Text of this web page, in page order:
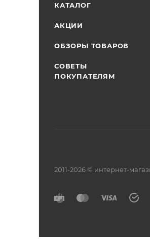
КАТАЛОГ
АКЦИИ
ОБЗОРЫ ТОВАРОВ
СОВЕТЫ
ПОКУПАТЕЛЯМ
2011-2026 © интернет-